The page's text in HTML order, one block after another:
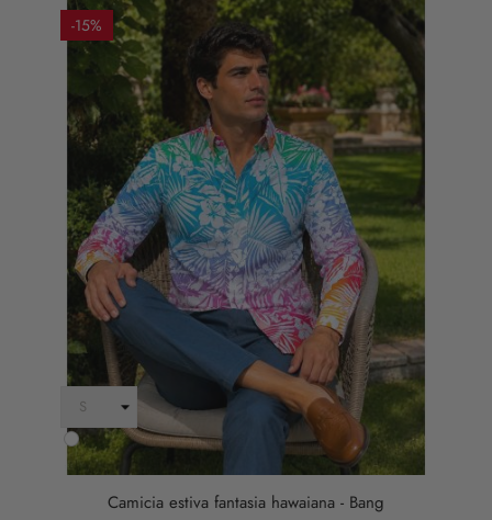
-15%
Bianco
Camicia estiva fantasia hawaiana - Bang